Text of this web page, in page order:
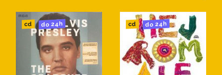
cd do 24h cd do 24h